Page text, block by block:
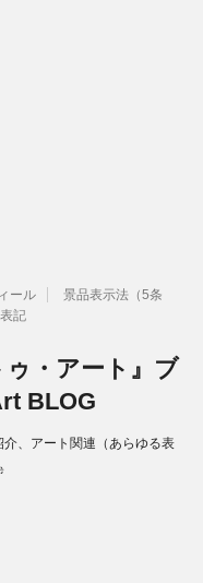
ール
景品表示法（5条
記
・アート』ブ
BLOG
介、アート関連（あらゆる表